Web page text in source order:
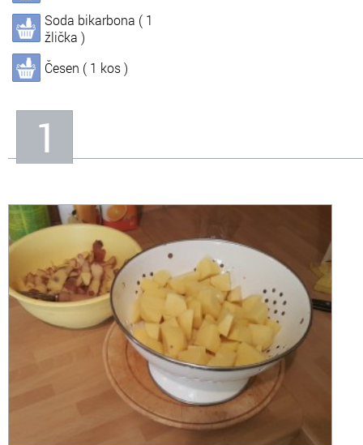
Soda bikarbona ( 1
žlička )
Česen ( 1 kos )
1